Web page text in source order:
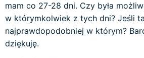
mam co 27-28 dni. Czy była
w którymkolwiek z tych dni? Jeśli
najprawdopodobniej w którym?
dziękuję.